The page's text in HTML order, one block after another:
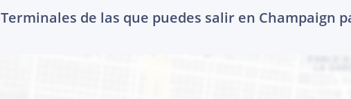
Terminales de las que puedes salir en Champaign